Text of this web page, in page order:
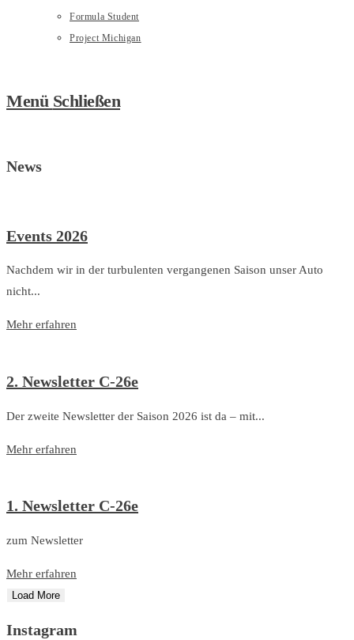
Formula Student
Project Michigan
Menü Schließen
News
Events 2026
Nachdem wir in der turbulenten vergangenen Saison unser Auto
nicht...
Mehr erfahren
2. Newsletter C-26e
Der zweite Newsletter der Saison 2026 ist da – mit...
Mehr erfahren
1. Newsletter C-26e
zum Newsletter
Mehr erfahren
Load More
Instagram